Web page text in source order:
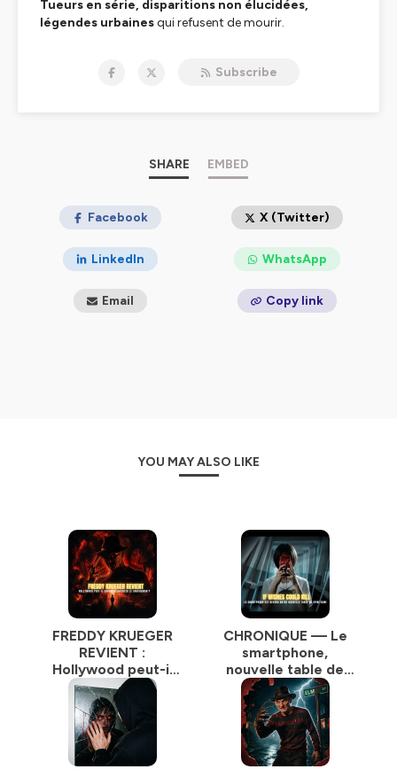
Tueurs en série, disparitions non élucidées,
légendes urbainesqui refusent de mourir.
Ici, la réalité dérape. Le
surnaturelvous observe.
Hébergé par Ausha. Visitez
ausha.co/politique-de-
confidentialitepour plus d'informations.
Subscribe
SHARE EMBED
Facebook X (Twitter)
LinkedIn WhatsApp
Email Copy link
YOU MAY ALSO LIKE
FREDDY KRUEGER
REVIENT :
Hollywood peut-il
encore réinventer
le cauchemar ? |
Podcast Horreur
CHRONIQUE — Le
smartphone,
nouvelle table de
spiritisme : et si vos
vœux pouvaient
tuer | Podcast
Horreur